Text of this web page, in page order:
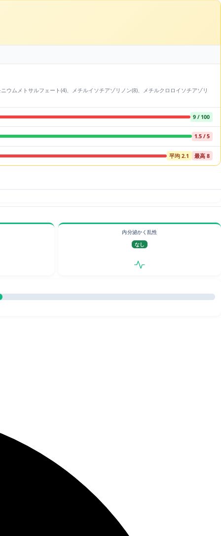
ウムメトサルフェート(4)、メチルイソチアゾリノン(8)、メチルクロロイソチアゾリ
9 / 100
1.5 / 5
平均 2.1 最高 8
内分泌かく乱性
なし